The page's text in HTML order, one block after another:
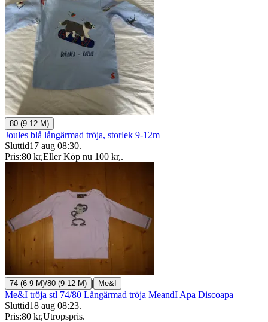
80 (9-12 M)
Joules blå långärmad tröja, storlek 9-12m
Sluttid17 aug 08:30.
Pris:80 kr,Eller Köp nu 100 kr,.
74 (6-9 M)/80 (9-12 M) | Me&I
Me&I tröja stl 74/80 Långärmad tröja MeandI Apa Discoapa
Sluttid18 aug 08:23.
Pris:80 kr,Utropspris.